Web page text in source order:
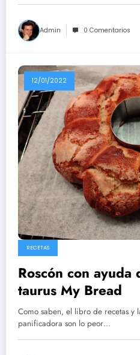
Admin 0 Comentarios
12/01/2022
RECETAS
Roscón con
taurus My Bread
Como saben, el libro de recetas y
panificadora son lo peor…